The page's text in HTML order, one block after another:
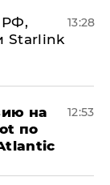
РФ,
Starlink
13:28
на
по
12:53